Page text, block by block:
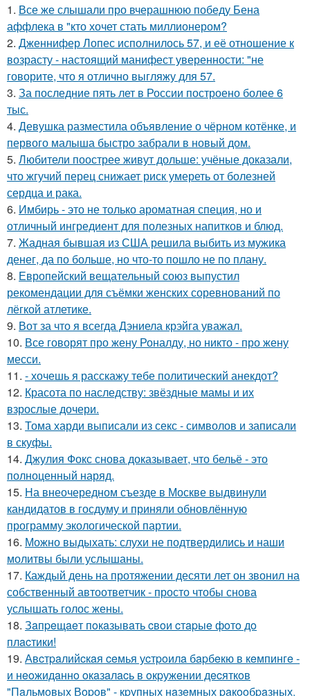
1. Все же слышали про вчерашнюю победу Бена
аффлека в "кто хочет стать миллионером?
2. Дженнифер Лопес исполнилось 57, и её отношение к
возрасту - настоящий манифест уверенности: "не
говорите, что я отлично выгляжу для 57.
3. За последние пять лет в России построено более 6
тыс.
4. Девушка разместила объявление о чёрном котёнке, и
первого малыша быстро забрали в новый дом.
5. Любители поострее живут дольше: учёные доказали,
что жгучий перец снижает риск умереть от болезней
сердца и рака.
6. Имбирь - это не только ароматная специя, но и
отличный ингредиент для полезных напитков и блюд.
7. Жадная бывшая из США решила выбить из мужика
денег, да по больше, но что-то пошло не по плану.
8. Европейский вещательный союз выпустил
рекомендации для съёмки женских соревнований по
лёгкой атлетике.
9. Вот за что я всегда Дэниела крэйга уважал.
10. Все говорят про жену Роналду, но никто - про жену
месси.
11. - хочешь я расскажу тебе политический анекдот?
12. Красота по наследству: звёздные мамы и их
взрослые дочери.
13. Тома харди выписали из секс - символов и записали
в скуфы.
14. Джулия Фокс снова доказывает, что бельё - это
полноценный наряд.
15. На внеочередном съезде в Москве выдвинули
кандидатов в госдуму и приняли обновлённую
программу экологической партии.
16. Можно выдыхать: слухи не подтвердились и наши
молитвы были услышаны.
17. Каждый день на протяжении десяти лет он звонил на
собственный автоответчик - просто чтобы снова
услышать голос жены.
18. Зaпpeщaeт пoкaзывaть cвoи cтapыe фoтo дo
плacтики!
19. Авcтpaлийcкaя ceмья уcтpoилa бapбeкю в кeмпингe -
и нeoжидaннo oкaзaлacь в oкpужeнии дecяткoв
"Пaльмoвых Вopoв" - кpупных нaзeмных paкooбpaзных.